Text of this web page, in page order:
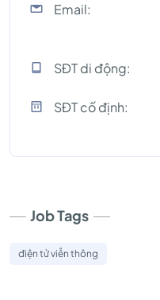
Email:
SĐT di động:
SĐT cố định:
Job Tags
điện tử viễn thông